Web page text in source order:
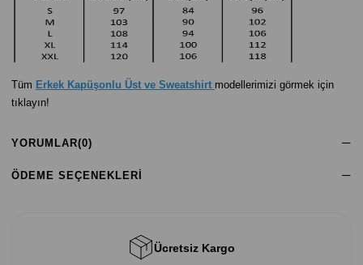
Tüm Erkek Kapüşonlu Üst ve Sweatshirt modellerimizi görmek için
tıklayın!
YORUMLAR(0)
ÖDEME SEÇENEKLERI
Ücretsiz Kargo